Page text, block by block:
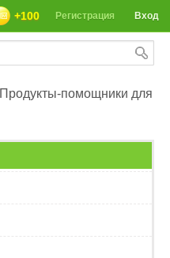
Вход
Регистрация
+100
Продукты-помощники для